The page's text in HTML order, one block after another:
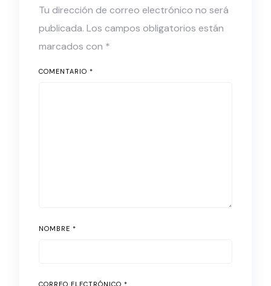
Tu dirección de correo electrónico no será
publicada. Los campos obligatorios están
marcados con *
COMENTARIO *
NOMBRE *
CORREO ELECTRÓNICO *